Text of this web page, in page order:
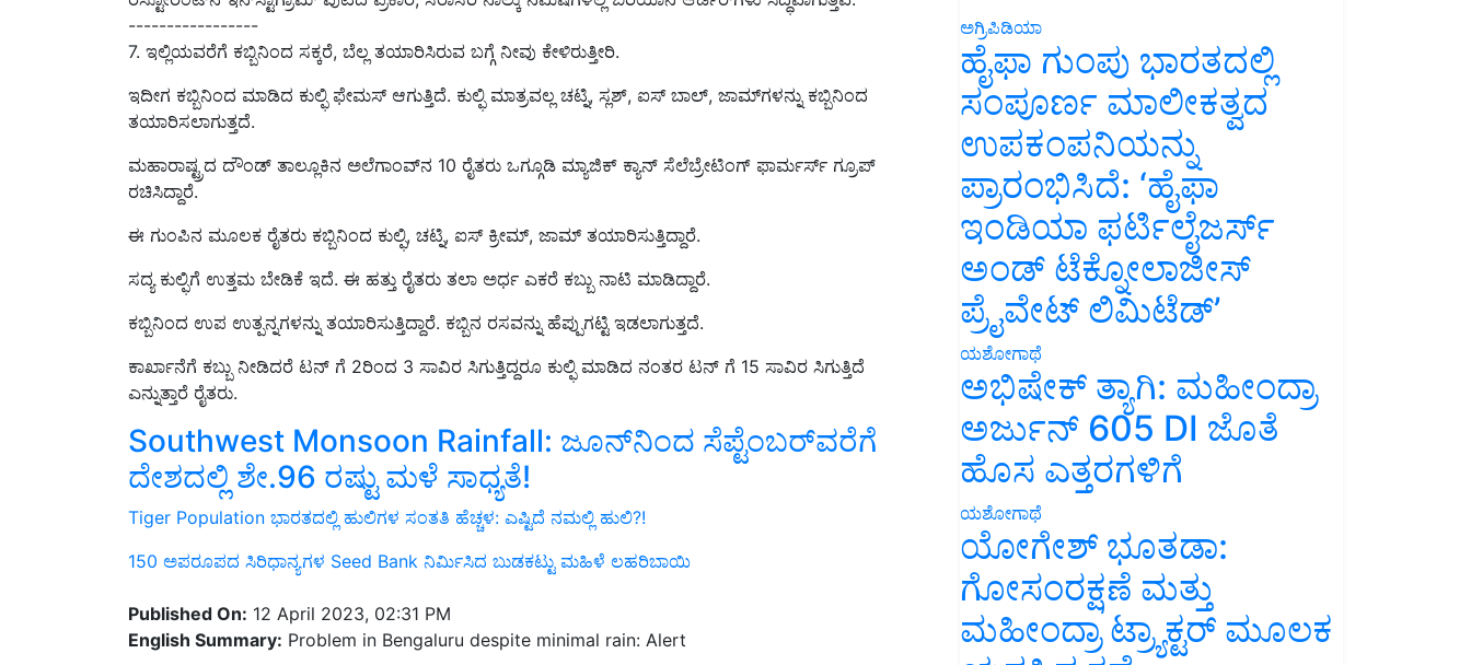
7. ಇಲ್ಲಿಯವರೆಗೆ ಕಬ್ಬಿನಿಂದ ಸಕ್ಕರೆ, ಬೆಲ್ಲ ತಯಾರಿಸಿರುವ ಬಗ್ಗೆ ನೀವು ಕೇಳಿರುತ್ತೀರಿ.
ಇದೀಗ ಕಬ್ಬಿನಿಂದ ಮಾಡಿದ ಕುಲ್ಫಿ ಫೇಮಸ್‌ ಆಗುತ್ತಿದೆ. ಕುಲ್ಫಿ ಮಾತ್ರವಲ್ಲ ಚಟ್ನಿ, ಸ್ಲಶ್, ಐಸ್ ಬಾಲ್, ಜಾಮ್‌ಗಳನ್ನು ಕಬ್ಬಿನಿಂದ
ತಯಾರಿಸಲಾಗುತ್ತದೆ.
ಮಹಾರಾಷ್ಟ್ರದ ದೌಂಡ್ ತಾಲ್ಲೂಕಿನ ಅಲೆಗಾಂವ್‌ನ 10 ರೈತರು ಒಗ್ಗೂಡಿ ಮ್ಯಾಜಿಕ್ ಕ್ಯಾನ್ ಸೆಲೆಬ್ರೇಟಿಂಗ್ ಫಾರ್ಮರ್ಸ್ ಗ್ರೂಪ್
ರಚಿಸಿದ್ದಾರೆ.
ಈ ಗುಂಪಿನ ಮೂಲಕ ರೈತರು ಕಬ್ಬಿನಿಂದ ಕುಲ್ಫಿ, ಚಟ್ನಿ, ಐಸ್ ಕ್ರೀಮ್, ಜಾಮ್ ತಯಾರಿಸುತ್ತಿದ್ದಾರೆ.
ಸದ್ಯ ಕುಲ್ಫಿಗೆ ಉತ್ತಮ ಬೇಡಿಕೆ ಇದೆ. ಈ ಹತ್ತು ರೈತರು ತಲಾ ಅರ್ಧ ಎಕರೆ ಕಬ್ಬು ನಾಟಿ ಮಾಡಿದ್ದಾರೆ.
ಕಬ್ಬಿನಿಂದ ಉಪ ಉತ್ಪನ್ನಗಳನ್ನು ತಯಾರಿಸುತ್ತಿದ್ದಾರೆ. ಕಬ್ಬಿನ ರಸವನ್ನು ಹೆಪ್ಪುಗಟ್ಟಿ ಇಡಲಾಗುತ್ತದೆ.
ಕಾರ್ಖಾನೆಗೆ ಕಬ್ಬು ನೀಡಿದರೆ ಟನ್ ಗೆ 2ರಿಂದ 3 ಸಾವಿರ ಸಿಗುತ್ತಿದ್ದರೂ ಕುಲ್ಫಿ ಮಾಡಿದ ನಂತರ ಟನ್ ಗೆ 15 ಸಾವಿರ ಸಿಗುತ್ತಿದೆ
ಎನ್ನುತ್ತಾರೆ ರೈತರು.
Southwest Monsoon Rainfall: ಜೂನ್‌ನಿಂದ ಸೆಪ್ಟೆಂಬರ್‌ವರೆಗೆ
ದೇಶದಲ್ಲಿ ಶೇ.96 ರಷ್ಟು ಮಳೆ ಸಾಧ್ಯತೆ!
Tiger Population ಭಾರತದಲ್ಲಿ ಹುಲಿಗಳ ಸಂತತಿ ಹೆಚ್ಚಳ: ಎಷ್ಟಿದೆ ನಮಲ್ಲಿ ಹುಲಿ?!
150 ಅಪರೂಪದ ಸಿರಿಧಾನ್ಯಗಳ Seed Bank ನಿರ್ಮಿಸಿದ ಬುಡಕಟ್ಟು ಮಹಿಳೆ ಲಹರಿಬಾಯಿ
English Summary:Problem in Bengaluru despite minimal rain: Alert
ಅಗ್ರಿಪಿಡಿಯಾ
ಹೈಫಾ ಗುಂಪು ಭಾರತದಲ್ಲಿ
ಸಂಪೂರ್ಣ ಮಾಲೀಕತ್ವದ
ಉಪಕಂಪನಿಯನ್ನು
ಪ್ರಾರಂಭಿಸಿದೆ: ‘ಹೈಫಾ
ಇಂಡಿಯಾ ಫರ್ಟಿಲೈಜರ್ಸ್
ಅಂಡ್ ಟೆಕ್ನೋಲಾಜೀಸ್
ಪ್ರೈವೇಟ್ ಲಿಮಿಟೆಡ್’
ಯಶೋಗಾಥೆ
ಅಭಿಷೇಕ್ ತ್ಯಾಗಿ: ಮಹೀಂದ್ರಾ
ಅರ್ಜುನ್ 605 DI ಜೊತೆ
ಹೊಸ ಎತ್ತರಗಳಿಗೆ
ಯಶೋಗಾಥೆ
ಯೋಗೇಶ್ ಭೂತಡಾ:
ಗೋಸಂರಕ್ಷಣೆ ಮತ್ತು
ಮಹೀಂದ್ರಾ ಟ್ರ್ಯಾಕ್ಟರ್ ಮೂಲಕ